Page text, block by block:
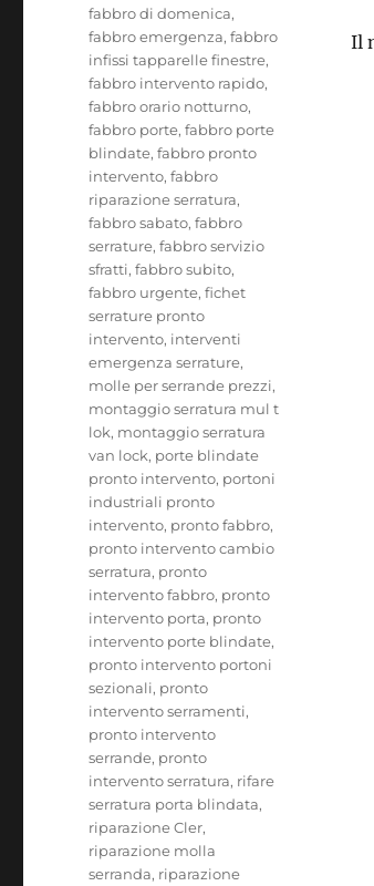
Il
fabbro di domenica,
fabbro emergenza,fabbro
infissi tapparelle finestre,
fabbro intervento rapido,
fabbro orario notturno,
fabbro porte,fabbro porte
blindate,fabbro pronto
intervento,fabbro
riparazione serratura,
fabbro sabato,fabbro
serrature,fabbro servizio
sfratti,fabbro subito,
fabbro urgente,fichet
serrature pronto
intervento, interventi
emergenza serrature,
molle per serrande prezzi,
montaggio serratura mul t
lok, montaggio serratura
van lock, porte blindate
pronto intervento, portoni
industriali pronto
intervento, pronto fabbro,
pronto intervento cambio
serratura, pronto
intervento fabbro, pronto
intervento porta, pronto
intervento porte blindate,
pronto intervento portoni
sezionali, pronto
intervento serramenti,
pronto intervento
serrande, pronto
intervento serratura, rifare
serratura porta blindata,
riparazione Cler,
riparazione molla
serranda, riparazione